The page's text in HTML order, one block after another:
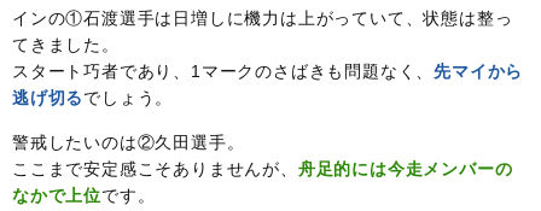
インの①石渡選手は日増しに機力は上がっていて、状態は整っ
てきました。
スタート巧者であり、1マークのさばきも問題なく、先マイから
逃げ切るでしょう。
警戒したいのは②久田選手。
ここまで安定感こそありませんが、 舟足的には今走メンバーの
なかで上位です。